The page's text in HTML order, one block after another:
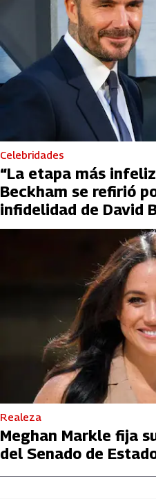
Celebridades
“La etapa más
Beckham se refirió
infidelidad de David
Realeza
Meghan Markle fija
del Senado de